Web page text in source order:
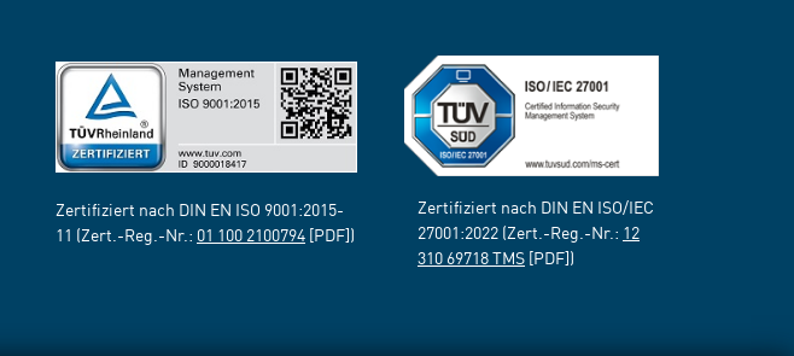
Zertifiziert nach DIN EN ISO 9001:2015-
11 (Zert.-Reg.-Nr.: 01 100 2100794 [PDF])
Zertifiziert nach DIN EN ISO/IEC
27001:2022 (Zert.-Reg.-Nr.: 12
310 69718 TMS [PDF])